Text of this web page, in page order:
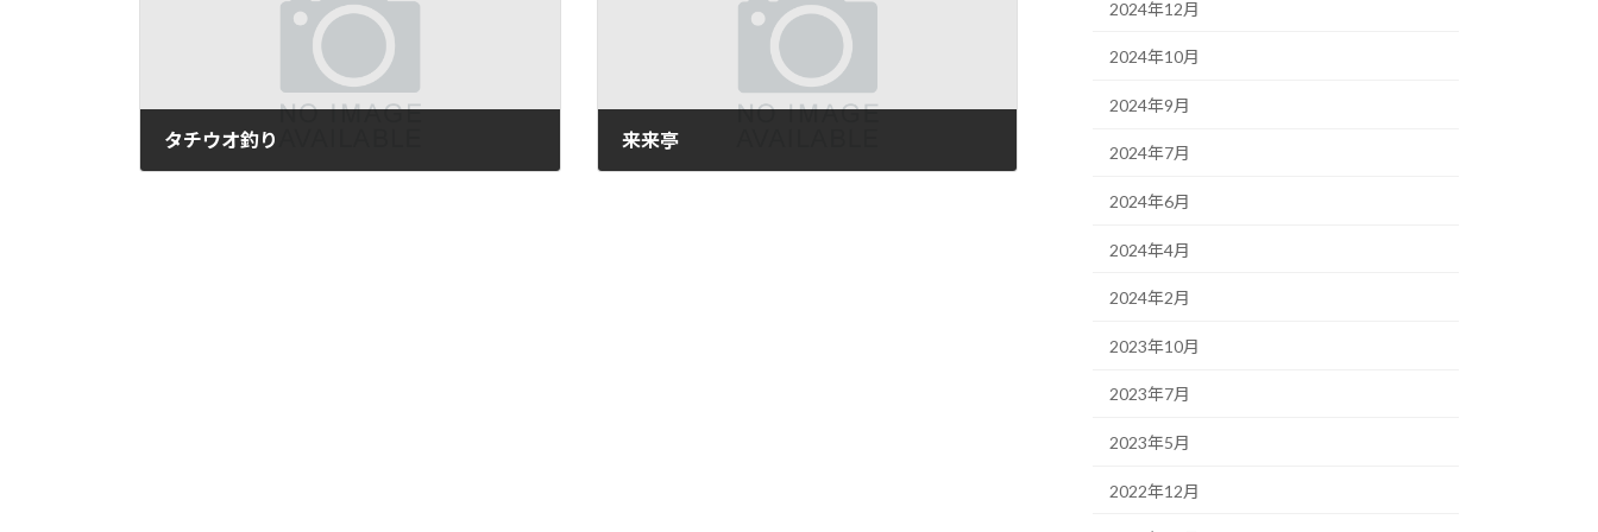
タチウオ釣り 来来亭
2024年12月
2024年10月
2024年9月
2024年7月
2024年6月
2024年4月
2024年2月
2023年10月
2023年7月
2023年5月
2022年12月